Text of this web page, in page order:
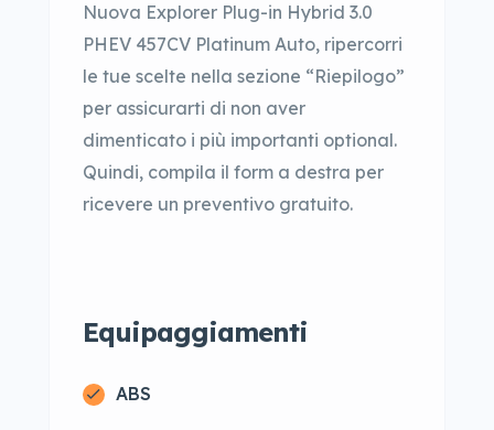
Nuova Explorer Plug-in Hybrid 3.0
PHEV 457CV Platinum Auto, ripercorri
le tue scelte nella sezione “Riepilogo”
per assicurarti di non aver
dimenticato i più importanti optional.
Quindi, compila il form a destra per
ricevere un preventivo gratuito.
Equipaggiamenti
ABS